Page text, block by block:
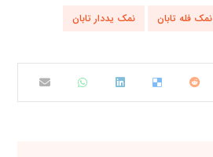
نمک فله تابان نمک یددار تابان